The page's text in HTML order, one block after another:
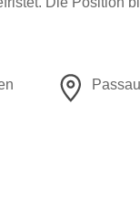
Passau